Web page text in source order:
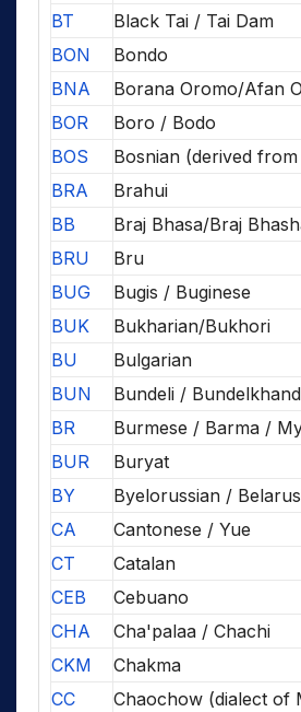
BT
Black Tai / Tai Dam
BON
Bondo
BNA
Borana Oromo/Afan
BOR
Boro / Bodo
BOS
Bosnian (derived
BRA
Brahui
BB
Braj Bhasa/Braj
BRU
Bru
BUG
Bugis / Buginese
BUK
Bukharian/Bukhori
BU
Bulgarian
BUN
Bundeli /
BR
Burmese / Barma /
BUR
Buryat
BY
Byelorussian /
CA
Cantonese / Yue
CT
Catalan
CEB
Cebuano
CHA
Cha'palaa / Chachi
CKM
Chakma
CC
Chaochow (dialect of